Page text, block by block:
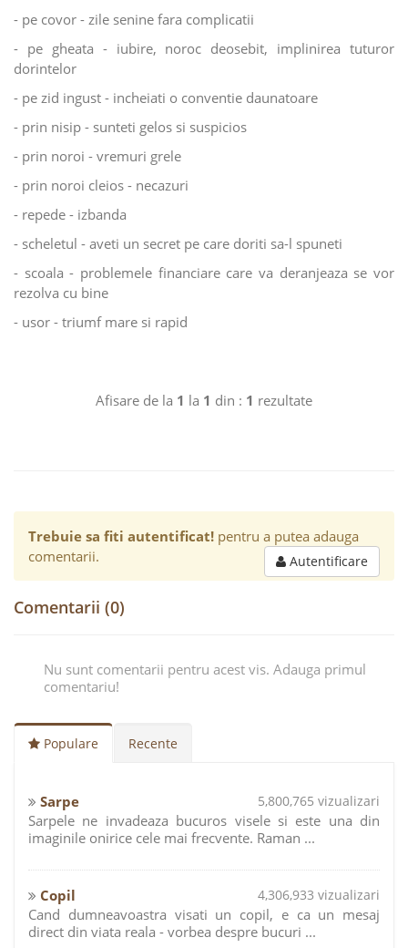
- pe covor - zile senine fara complicatii
- pe gheata - iubire, noroc deosebit, implinirea tuturor
dorintelor
- pe zid ingust - incheiati o conventie daunatoare
- prin nisip - sunteti gelos si suspicios
- prin noroi - vremuri grele
- prin noroi cleios - necazuri
- repede - izbanda
- scheletul - aveti un secret pe care doriti sa-l spuneti
- scoala - problemele financiare care va deranjeaza se vor
rezolva cu bine
- usor - triumf mare si rapid
Afisare de la 1 la 1 din : 1 rezultate
Trebuie sa fiti autentificat! pentru a putea adauga
comentarii.
Autentificare
Comentarii (0)
Nu sunt comentarii pentru acest vis. Adauga primul
comentariu!
Populare Recente
Sarpe 5,800,765 vizualizari
Sarpele ne invadeaza bucuros visele si este una din
imaginile onirice cele mai frecvente. Raman ...
Copil 4,306,933 vizualizari
Cand dumneavoastra visati un copil, e ca un mesaj
direct din viata reala - vorbea despre bucuri ...